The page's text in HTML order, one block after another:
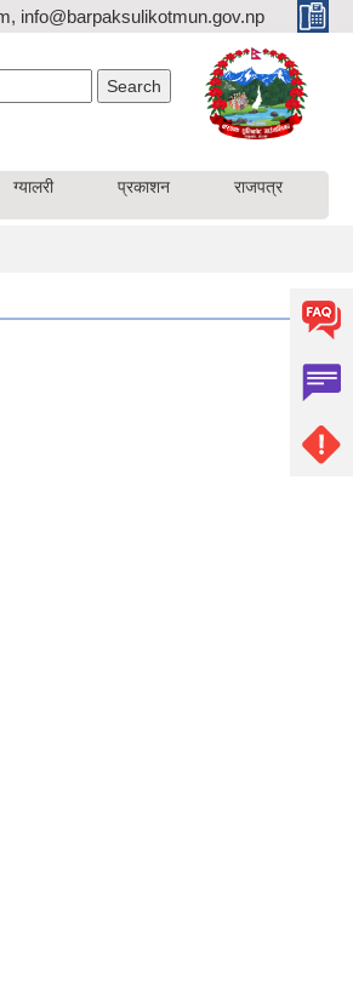
info@barpaksulikotmun.gov.np
ग्यालरी प्रकाशन राजपत्र